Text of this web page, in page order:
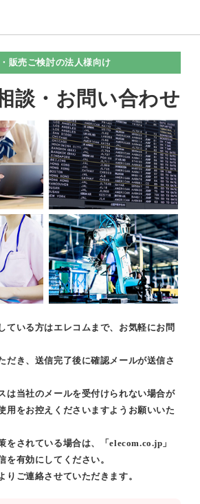
販売ご検討の法人様向け
談・お問い合わせ
ている方はエレコムまで、お気軽にお問
だき、送信完了後に確認メールが送信さ
は当社のメールを受付けられない場合が
用をお控えくださいますようお願いいた
をされている場合は、「elecom.co.jp」
を有効にしてください。
りご連絡させていただきます。